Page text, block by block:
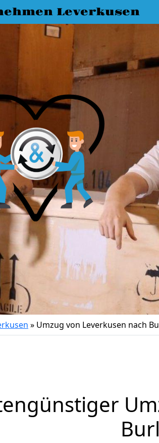
Leverkusen
» Umzug von Leverkusen nach